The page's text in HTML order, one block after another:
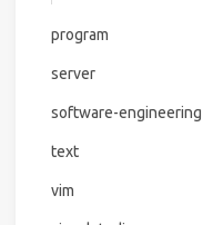
program
server
software-engineering
text
vim